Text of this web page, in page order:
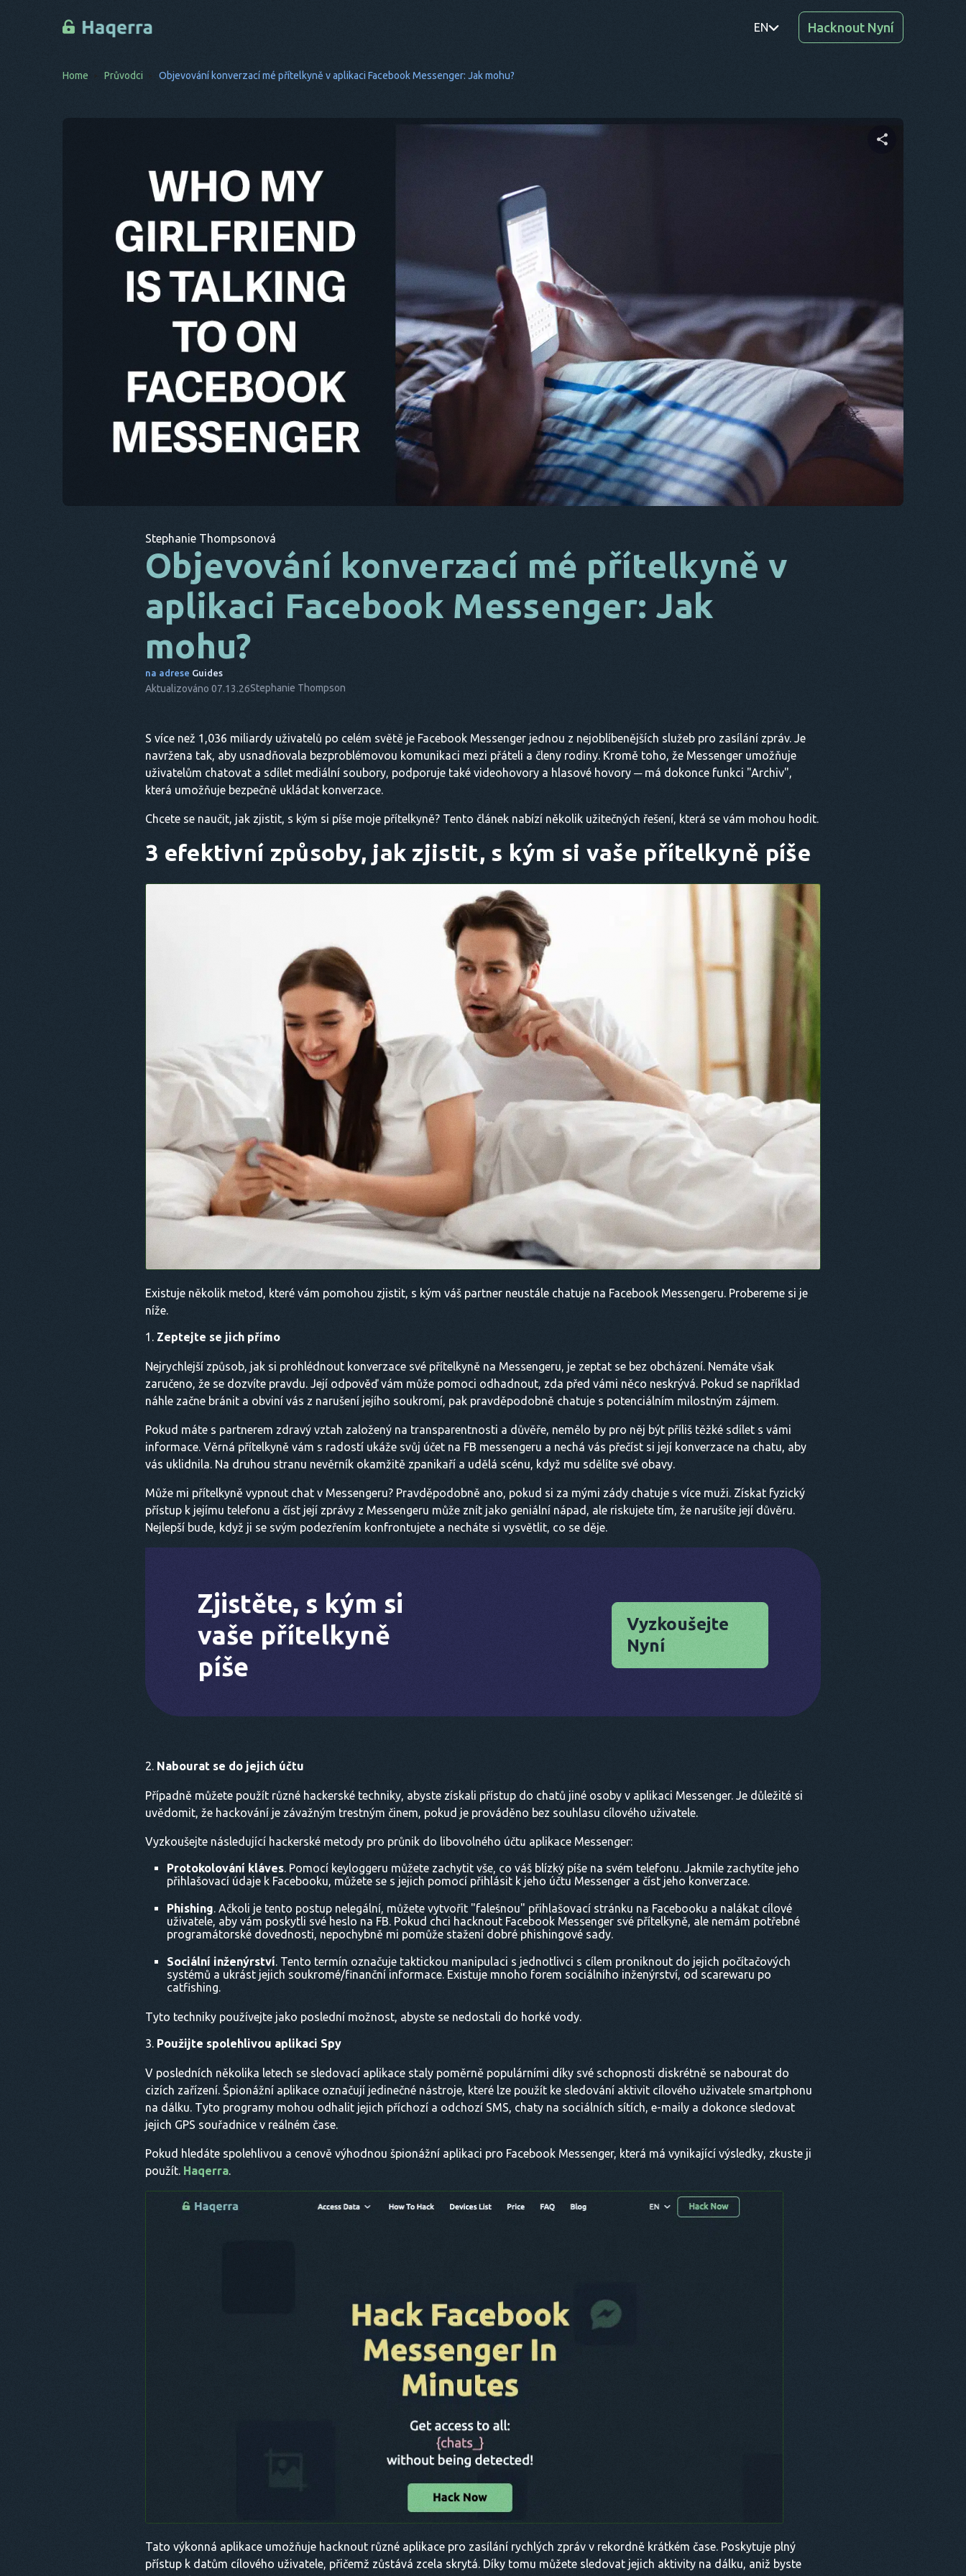
EN
BG
CS
NA
ADRESE
.
O.
NL
ES
ON
Hacknout Nyní
Home Průvodci Objevování konverzací mé přítelkyně v aplikaci Facebook Messenger: Jak mohu?
Stephanie Thompsonová
Objevování konverzací mé přítelkyně v
aplikaci Facebook Messenger: Jak
mohu?
na adrese Guides
Aktualizováno 07.13.26Stephanie Thompson
S více než 1,036 miliardy uživatelů po celém světě je Facebook Messenger jednou z nejoblíbenějších služeb pro zasílání zpráv. Je
navržena tak, aby usnadňovala bezproblémovou komunikaci mezi přáteli a členy rodiny. Kromě toho, že Messenger umožňuje
uživatelům chatovat a sdílet mediální soubory, podporuje také videohovory a hlasové hovory ─ má dokonce funkci "Archiv",
která umožňuje bezpečně ukládat konverzace.
Chcete se naučit, jak zjistit, s kým si píše moje přítelkyně? Tento článek nabízí několik užitečných řešení, která se vám mohou hodit.
3 efektivní způsoby, jak zjistit, s kým si vaše přítelkyně píše
Existuje několik metod, které vám pomohou zjistit, s kým váš partner neustále chatuje na Facebook Messengeru. Probereme si je
níže.
Zeptejte se jich přímo
Nejrychlejší způsob, jak si prohlédnout konverzace své přítelkyně na Messengeru, je zeptat se bez obcházení. Nemáte však
zaručeno, že se dozvíte pravdu. Její odpověď vám může pomoci odhadnout, zda před vámi něco neskrývá. Pokud se například
náhle začne bránit a obviní vás z narušení jejího soukromí, pak pravděpodobně chatuje s potenciálním milostným zájmem.
Pokud máte s partnerem zdravý vztah založený na transparentnosti a důvěře, nemělo by pro něj být příliš těžké sdílet s vámi
informace. Věrná přítelkyně vám s radostí ukáže svůj účet na FB messengeru a nechá vás přečíst si její konverzace na chatu, aby
vás uklidnila. Na druhou stranu nevěrník okamžitě zpanikaří a udělá scénu, když mu sdělíte své obavy.
Může mi přítelkyně vypnout chat v Messengeru? Pravděpodobně ano, pokud si za mými zády chatuje s více muži. Získat fyzický
přístup k jejímu telefonu a číst její zprávy z Messengeru může znít jako geniální nápad, ale riskujete tím, že narušíte její důvěru.
Nejlepší bude, když ji se svým podezřením konfrontujete a necháte si vysvětlit, co se děje.
Zjistěte, s kým si
vaše přítelkyně
píše
Vyzkoušejte
Nyní
Nabourat se do jejich účtu
Případně můžete použít různé hackerské techniky, abyste získali přístup do chatů jiné osoby v aplikaci Messenger. Je důležité si
uvědomit, že hackování je závažným trestným činem, pokud je prováděno bez souhlasu cílového uživatele.
Vyzkoušejte následující hackerské metody pro průnik do libovolného účtu aplikace Messenger:
Protokolování kláves. Pomocí keyloggeru můžete zachytit vše, co váš blízký píše na svém telefonu. Jakmile zachytíte jeho
přihlašovací údaje k Facebooku, můžete se s jejich pomocí přihlásit k jeho účtu Messenger a číst jeho konverzace.
Phishing. Ačkoli je tento postup nelegální, můžete vytvořit "falešnou" přihlašovací stránku na Facebooku a nalákat cílové
uživatele, aby vám poskytli své heslo na FB. Pokud chci hacknout Facebook Messenger své přítelkyně, ale nemám potřebné
programátorské dovednosti, nepochybně mi pomůže stažení dobré phishingové sady.
Sociální inženýrství. Tento termín označuje taktickou manipulaci s jednotlivci s cílem proniknout do jejich počítačových
systémů a ukrást jejich soukromé/finanční informace. Existuje mnoho forem sociálního inženýrství, od scarewaru po
catfishing.
Tyto techniky používejte jako poslední možnost, abyste se nedostali do horké vody.
Použijte spolehlivou aplikaci Spy
V posledních několika letech se sledovací aplikace staly poměrně populárními díky své schopnosti diskrétně se nabourat do
cizích zařízení. Špionážní aplikace označují jedinečné nástroje, které lze použít ke sledování aktivit cílového uživatele smartphonu
na dálku. Tyto programy mohou odhalit jejich příchozí a odchozí SMS, chaty na sociálních sítích, e-maily a dokonce sledovat
jejich GPS souřadnice v reálném čase.
Pokud hledáte spolehlivou a cenově výhodnou špionážní aplikaci pro Facebook Messenger, která má vynikající výsledky, zkuste ji
použít. Haqerra.
Tato výkonná aplikace umožňuje hacknout různé aplikace pro zasílání rychlých zpráv v rekordně krátkém čase. Poskytuje plný
přístup k datům cílového uživatele, přičemž zůstává zcela skrytá. Díky tomu můžete sledovat jejich aktivity na dálku, aniž byste